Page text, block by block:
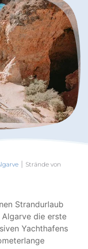
Strände von
Strandurlaub
die erste
Yachthafens